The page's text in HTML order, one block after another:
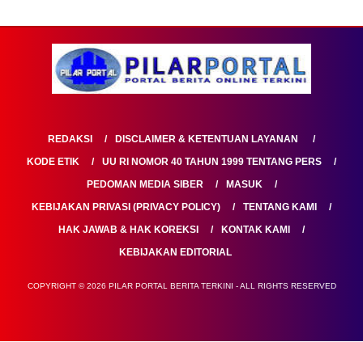
REDAKSI
DISCLAIMER & KETENTUAN LAYANAN
KODE ETIK
UU RI NOMOR 40 TAHUN 1999 TENTANG PERS
PEDOMAN MEDIA SIBER
MASUK
KEBIJAKAN PRIVASI (PRIVACY POLICY)
TENTANG KAMI
HAK JAWAB & HAK KOREKSI
KONTAK KAMI
KEBIJAKAN EDITORIAL
COPYRIGHT © 2026 PILAR PORTAL BERITA TERKINI - ALL RIGHTS RESERVED